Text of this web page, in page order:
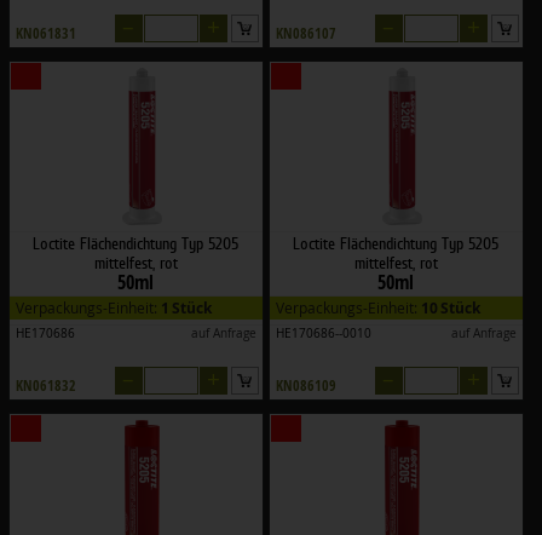
KN061831 KN086107
Loctite Flächendichtung Typ 5205
mittelfest, rot
50ml
Verpackungs-Einheit: 1 Stück
HE170686 auf Anfrage
KN061832
Loctite Flächendichtung Typ 5205
mittelfest, rot
50ml
Verpackungs-Einheit: 10 Stück
HE170686--0010 auf Anfrage
KN086109